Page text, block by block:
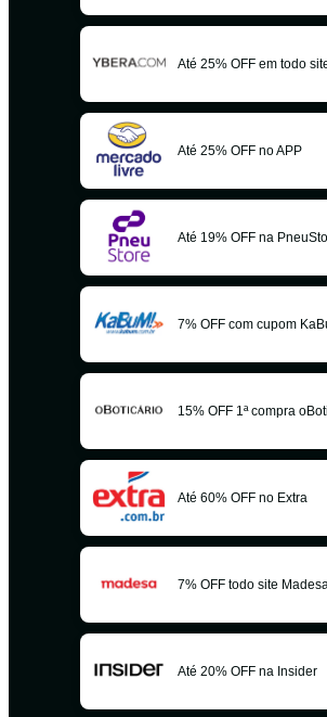
Até 25% OFF em todo
Até 25% OFF no APP
Até 19% OFF na
7% OFF com cupom
15% OFF 1ª compra
Até 60% OFF no Extra
7% OFF todo site Madesa
Até 20% OFF na Insider